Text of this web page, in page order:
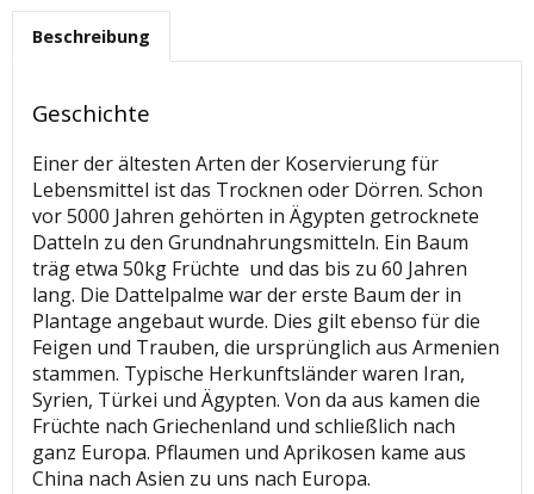
Beschreibung
Geschichte
Einer der ältesten Arten der Koservierung für
Lebensmittel ist das Trocknen oder Dörren. Schon
vor 5000 Jahren gehörten in Ägypten getrocknete
Datteln zu den Grundnahrungsmitteln. Ein Baum
träg etwa 50kg Früchte und das bis zu 60 Jahren
lang. Die Dattelpalme war der erste Baum der in
Plantage angebaut wurde. Dies gilt ebenso für die
Feigen und Trauben, die ursprünglich aus Armenien
stammen. Typische Herkunftsländer waren Iran,
Syrien, Türkei und Ägypten. Von da aus kamen die
Früchte nach Griechenland und schließlich nach
ganz Europa. Pflaumen und Aprikosen kame aus
China nach Asien zu uns nach Europa.